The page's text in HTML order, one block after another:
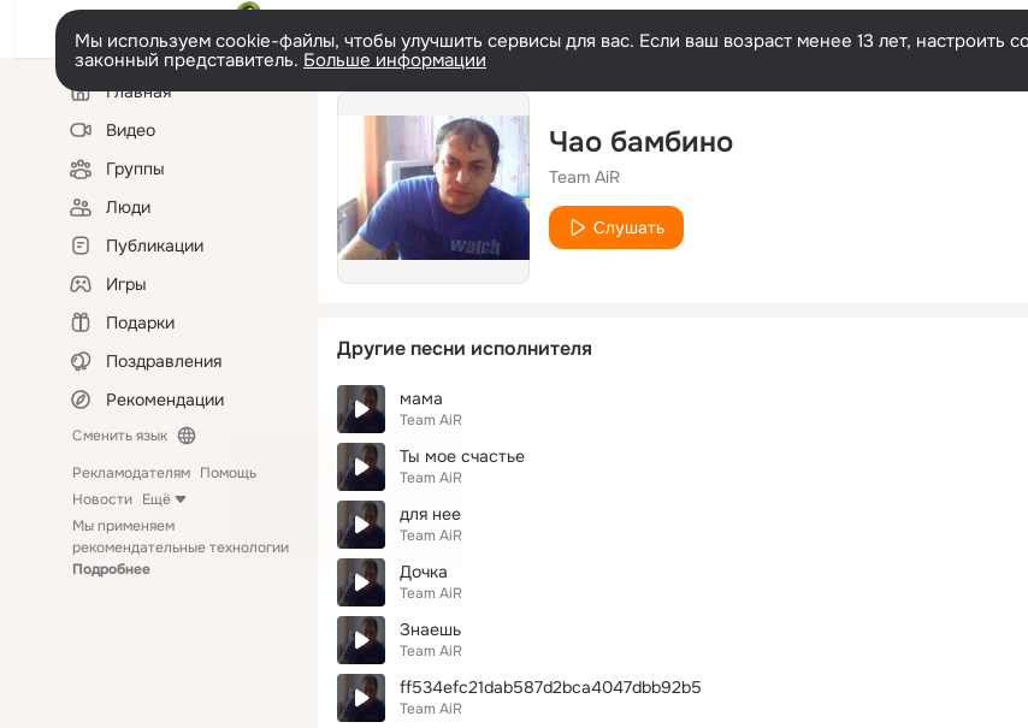
Мы используем cookie-файлы, чтобы улучшить сервисы для вас. Если ваш возраст менее 13 лет, настроить
законный представитель. Больше информации
Левая
колонкаГлавная
Видео
Группы
Люди
Публикации
Игры
Подарки
Поздравления
Рекомендации
Сменить язык
Рекламодателям Помощь
Новости Ещё
Мы применяем
рекомендательные технологии
Подробнее
Чао бамбино
Team AiR
Слушать
Другие песни исполнителя
мама
Team AiR
Ты мое счастье
Team AiR
для нее
Team AiR
Дочка
Team AiR
Знаешь
Team AiR
ff534efc21dab587d2bca4047dbb92b5
Team AiR